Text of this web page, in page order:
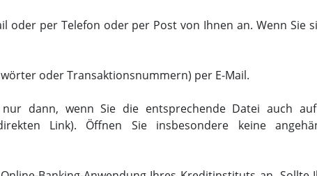
per Telefon oder per Post von Ihnen an. Wenn Sie
oder Transaktionsnummern) per E-Mail.
dann, wenn Sie die entsprechende Datei auch
Link). Öffnen Sie insbesondere keine